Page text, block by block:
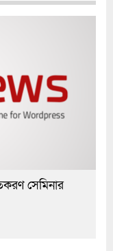
সেমিনার